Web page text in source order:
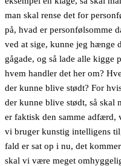
man skal rense det for
på, hvad er personfølsomme
ved at sige, kunne jeg hænge
gågade, og så lade alle kigge
hvem handler det her om?
der kunne blive stødt? For
der kunne blive stødt, så skal
er faktisk den samme adfærd,
vi bruger kunstig intelligens
fald er sat op i nu, det
skal vi være meget